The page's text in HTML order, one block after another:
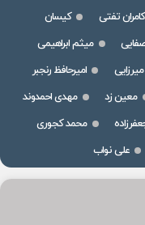
کامران تفتی
کیسان
میثم ابراهیمی
امیرحافظ رنجبر
معین زد
مهدی احمدوند
محمد کجوری
علی نواب